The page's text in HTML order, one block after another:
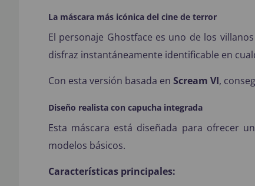
La máscara más icónica del cine de terror
El personaje Ghostface es uno de los
disfraz instantáneamente identificable en
Con esta versión basada en Scream VI,
Diseño realista con capucha integrada
Esta máscara está diseñada para ofrecer
modelos básicos.
Características principales: